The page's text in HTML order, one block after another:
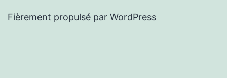
Fièrement propulsé par WordPress